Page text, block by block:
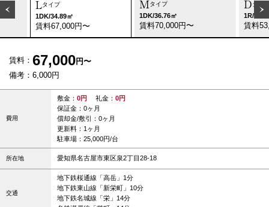
Lタイプ
1DK/34.89㎡
賃料67,000円〜
Mタイプ
1DK/36.76㎡
賃料70,000円〜
Dタイ
1R/
賃料
賃料： 67,000円〜
備考：6,000円
費用
敷金： 0円 礼金： 0円
保証金：0ヶ月
償却金/敷引：0ヶ月
更新料：1ヶ月
駐車場：25,000円/台
所在地 愛知県名古屋市東区泉2丁目28-18
交通
地下鉄桜通線「高岳」1分
地下鉄東山線「新栄町」10分
地下鉄名城線「栄」14分